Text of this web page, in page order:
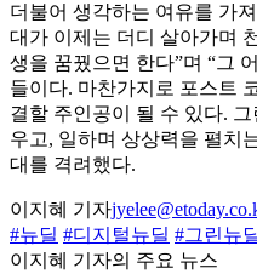
더불어 생각하는 여유를 가
대가 이제는 더디 살아가며
생을 꿈꿨으면 한다”며 “그
들이다. 마찬가지로 포스트
결할 주인공이 될 수 있다.
우고, 일하며 상상력을 펼치
대를 격려했다.
이지혜 기자
#뉴딜 #디지털뉴딜 #그린뉴
이지혜 기자의 주요 뉴스